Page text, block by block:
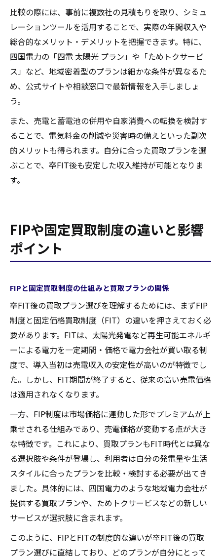
比較の際には、事前に複数社の見積もりを取り、シミュ
レーションツールを活用することで、実際の年間収入や
総合的なメリット・デメリットを把握できます。特に、
四国電力の「四電 太陽光 プラン」や「ためトクサービ
ス」など、地域密着型のプランは細かな条件が異なるた
め、公式サイトや相談窓口で最新情報を入手しましょ
う。
また、売電と蓄電池の併用や自家消費への転換を検討す
ることで、電気料金の削減や災害時の備えといった副次
的メリットも得られます。自分に合った買取プランを選
ぶことで、卒FIT後も安定した収入維持が可能となりま
す。
FIPや固定買取制度の違いと影響
ポイント
FIPと固定買取制度の仕組みと買取プランの関係
卒FIT後の買取プラン選びを理解するためには、まずFIP
制度と固定価格買取制度（FIT）の違いを押さえておく必
要があります。FITは、太陽光発電など再生可能エネルギ
ーによる電力を一定期間・価格で電力会社が買い取る制
度で、導入当初は売電収入の安定性が高いのが特徴でし
た。しかし、FIT期間が終了すると、従来の高い売電価格
は適用されなくなります。
一方、FIP制度は市場価格に連動した形でプレミアムが上
乗せされる仕組みであり、売電価格が変動する点が大き
な特徴です。これにより、買取プランもFIT時代とは異な
る選択肢や条件が登場し、利用者は自分の発電量や生活
スタイルに合ったプランを比較・検討する必要が出てき
ました。具体的には、四国電力のような地域電力会社が
提供する買取プランや、ためトクサービスなどの新しい
サービスが選択肢に含まれます。
このように、FIPとFITの制度的な違いが卒FIT後の買取
プラン選びに直結しており、どのプランが自分にとって